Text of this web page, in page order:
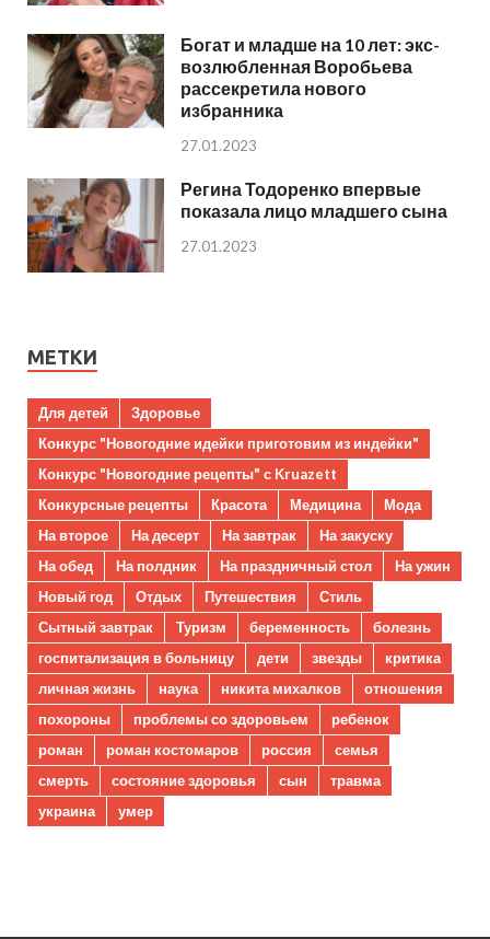
Богат и младше на 10 лет: экс-
возлюбленная Воробьева
рассекретила нового
избранника
27.01.2023
Регина Тодоренко впервые
показала лицо младшего сына
27.01.2023
МЕТКИ
Для детей
Здоровье
Конкурс "Новогодние идейки приготовим из индейки"
Конкурс "Новогодние рецепты" с Kruazett
Конкурсные рецепты
Красота Медицина
Мода
На второе
На десерт На завтрак
На закуску
На обед
На полдник На праздничный стол
На ужин
Новый год
Отдых Путешествия
Стиль
Сытный завтрак
Туризм беременность
болезнь
госпитализация в больницу
дети звезды
критика
личная жизнь
наука никита михалков
отношения
похороны
проблемы со здоровьем
ребенок
роман
роман костомаров россия
семья
смерть
состояние здоровья сын
травма
украина
умер